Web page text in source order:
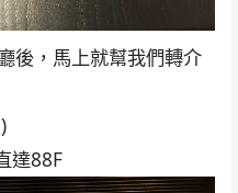
後，馬上就幫我們轉介
達88F